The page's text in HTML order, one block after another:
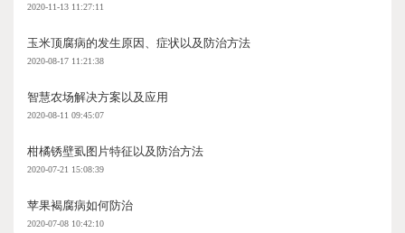
2020-11-13 11:27:11
玉米顶腐病的发生原因、症状以及防治方法
2020-08-17 11:21:38
智慧农场解决方案以及应用
2020-08-11 09:45:07
柑橘锈壁虱图片特征以及防治方法
2020-07-21 15:08:39
苹果褐腐病如何防治
2020-07-08 10:42:10